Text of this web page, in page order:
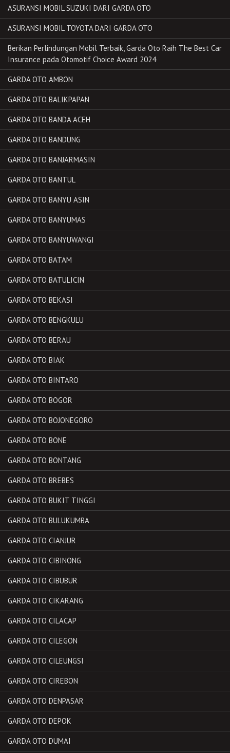
ASURANSI MOBIL SUZUKI DARI GARDA OTO
ASURANSI MOBIL TOYOTA DARI GARDA OTO
Berikan Perlindungan Mobil Terbaik, Garda Oto Raih The Best Car
Insurance pada Otomotif Choice Award 2024
GARDA OTO AMBON
GARDA OTO BALIKPAPAN
GARDA OTO BANDA ACEH
GARDA OTO BANDUNG
GARDA OTO BANJARMASIN
GARDA OTO BANTUL
GARDA OTO BANYU ASIN
GARDA OTO BANYUMAS
GARDA OTO BANYUWANGI
GARDA OTO BATAM
GARDA OTO BATULICIN
GARDA OTO BEKASI
GARDA OTO BENGKULU
GARDA OTO BERAU
GARDA OTO BIAK
GARDA OTO BINTARO
GARDA OTO BOGOR
GARDA OTO BOJONEGORO
GARDA OTO BONE
GARDA OTO BONTANG
GARDA OTO BREBES
GARDA OTO BUKIT TINGGI
GARDA OTO BULUKUMBA
GARDA OTO CIANJUR
GARDA OTO CIBINONG
GARDA OTO CIBUBUR
GARDA OTO CIKARANG
GARDA OTO CILACAP
GARDA OTO CILEGON
GARDA OTO CILEUNGSI
GARDA OTO CIREBON
GARDA OTO DENPASAR
GARDA OTO DEPOK
GARDA OTO DUMAI